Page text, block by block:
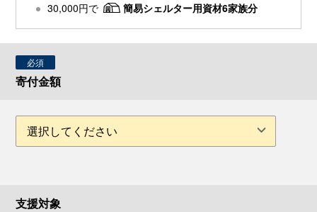
30,000円で
簡易シェルター用資材6家族分
必須
寄付金額
支援対象